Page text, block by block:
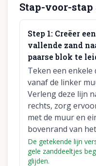
Stap-voor-stap
Step 1: Creëer
vallende zand
paarse blok te
Teken een
vanaf de linker
Verleng deze lijn
rechts, zorg
met de muur en
bovenrand van
De getekende lijn
gele zanddeeltjes
glijden.